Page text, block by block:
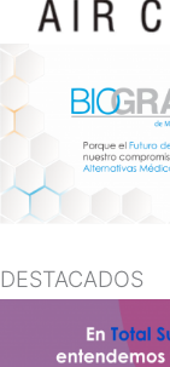
DESTACADOS